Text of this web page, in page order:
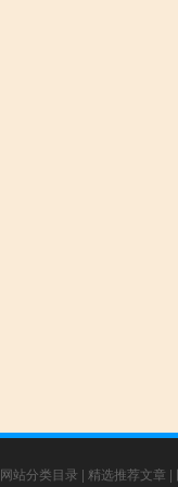
网站分类目录 | 精选推荐文章 |